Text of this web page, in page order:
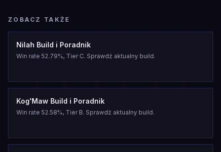
ZOBACZ TAKŻE
Nilah Build i Poradnik
Win rate 52.79%, Tier C. Sprawdź aktualny build.
Kog'Maw Build i Poradnik
Win rate 52.58%, Tier B. Sprawdź aktualny build.